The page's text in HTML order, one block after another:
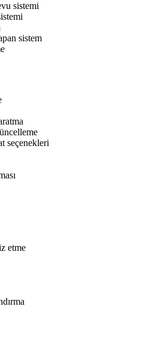
sistemi
sistem
seçenekleri
etme